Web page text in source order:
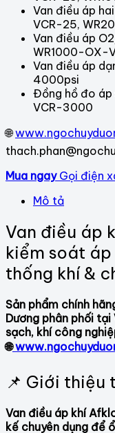
Van điều áp
VCR-25,
Van điều áp
WR1000-OX-
Van điều áp
4000psi
Đồng hồ đo áp
VCR-3000
🌐
Mua ngay Gọi điện
Mô tả
Van điều áp
kiểm soát áp
thống khí &
Sản phẩm chính
Dương phân phối
sạch, khí công
🌐
📌 Giới thiệu
Van điều áp khí
kế chuyên dụng để